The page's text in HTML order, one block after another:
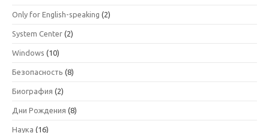
Only for English-speaking (2)
System Center (2)
Windows (10)
Безопасность (8)
Биография (2)
Дни Рождения (8)
Наука (16)